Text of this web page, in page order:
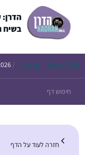
Today’s Daf – זבחים נ״ו /
חזרה לעוד על הדף